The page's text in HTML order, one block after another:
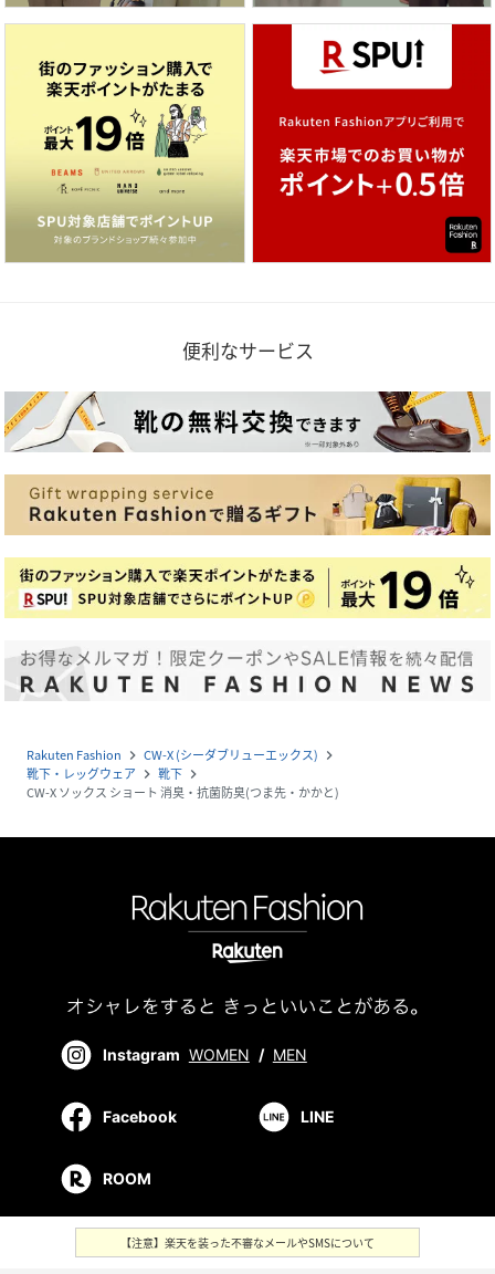
便利なサービス
Rakuten Fashion navigate_next CW-X (シーダブリューエックス) navigate_next
靴下・レッグウェア navigate_next 靴下 navigate_next
CW-X ソックス ショート 消臭・抗菌防臭(つま先・かかと)
Instagram WOMEN / MEN
Facebook LINE
ROOM
【注意】楽天を装った不審なメールやSMSについて